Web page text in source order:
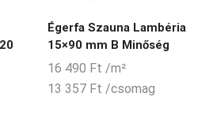
Égerfa Szauna Lambéria
15×90 mm B Minőség
16 490 Ft /m²
13 357 Ft /csomag